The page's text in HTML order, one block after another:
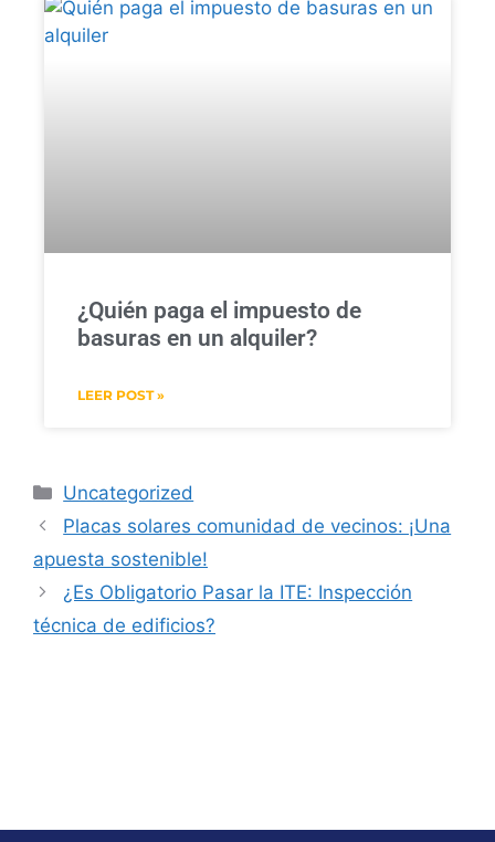
¿Quién paga el impuesto de
basuras en un alquiler?
LEER POST »
Uncategorized
Placas solares comunidad de vecinos: ¡Una
apuesta sostenible!
¿Es Obligatorio Pasar la ITE: Inspección
técnica de edificios?